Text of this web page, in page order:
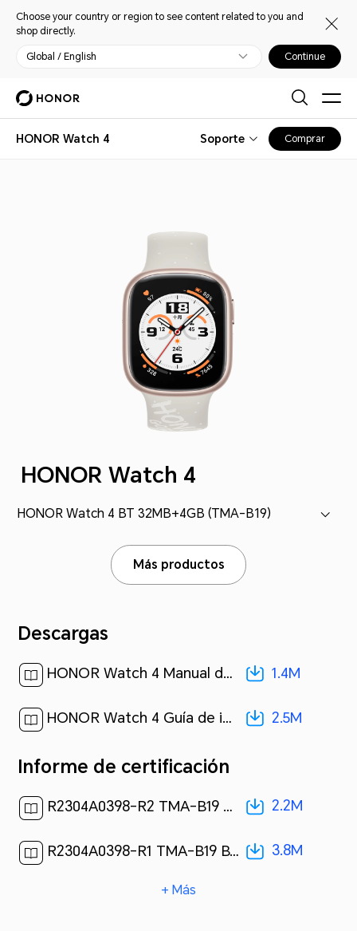
Choose your country or region to see content related to you and
shop directly.
Global / English Continue
HONOR Watch 4 Soporte Comprar
HONOR Watch 4
HONOR Watch 4 BT 32MB+4GB (TMA-B19)
Más productos
Descargas
HONOR Watch 4 Manual del usuario-(01,TMA-B19,es-US)[ 1.4M ] 1.4M
HONOR Watch 4 Guía de inicio rápido-(01,TMA-B19,es-US)[ 2.5M ] 2.5M
Informe de certificación
R2304A0398-R2 TMA-B19 NFC-EN300 330[ 2.2M ] 2.2M
R2304A0398-R1 TMA-B19 BT-BLE-EN300328[ 3.8M ] 3.8M
+ Más